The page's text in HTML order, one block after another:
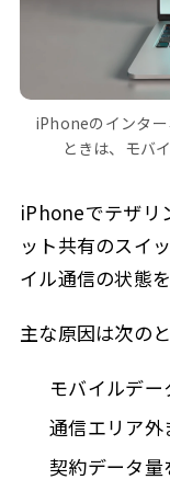
iPhoneのインタ
ときは、モバ
iPhoneでテザリ
ット共有のスイ
イル通信の状態
主な原因は次のと
モバイルデ
通信エリア外
契約データ